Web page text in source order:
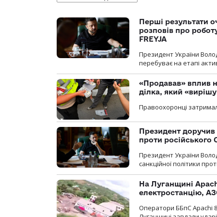
Перші результати
розповів про
FREYJA
Президент України
перебуває на етапі
«Продавав» вплив
ділка, який
Правоохоронці
Президент доручив
проти російського
Президент України
санкційної політики
На Луганщині
електростанцію,
Оператори ББпС Apachi